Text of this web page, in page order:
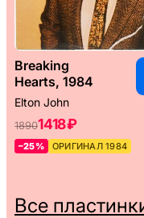
Breaking
Hearts, 1984
Elton John
18901418 ₽
–25% ОРИГИНАЛ 1984
Все